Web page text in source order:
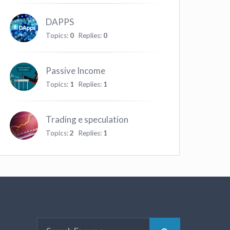
DAPPS
Topics: 0 Replies: 0
Passive Income
Topics: 1 Replies: 1
Trading e speculation
Topics:2 Replies: 1